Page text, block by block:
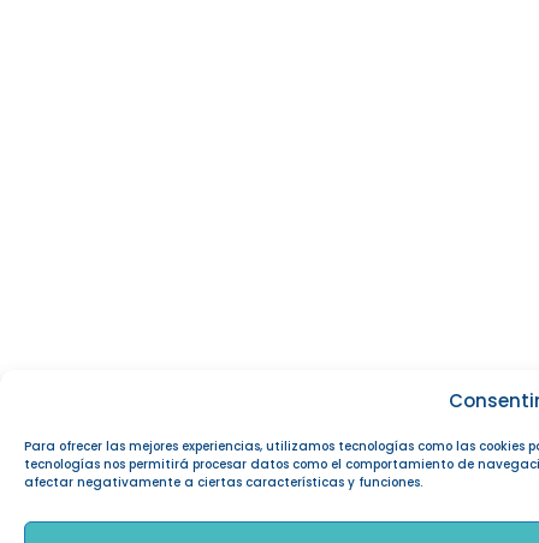
Para ofrecer las mejores experiencias, utilizamos tecnologías como las
tecnologías nos permitirá procesar datos como el comportamiento de
afectar negativamente a ciertas características y funciones.